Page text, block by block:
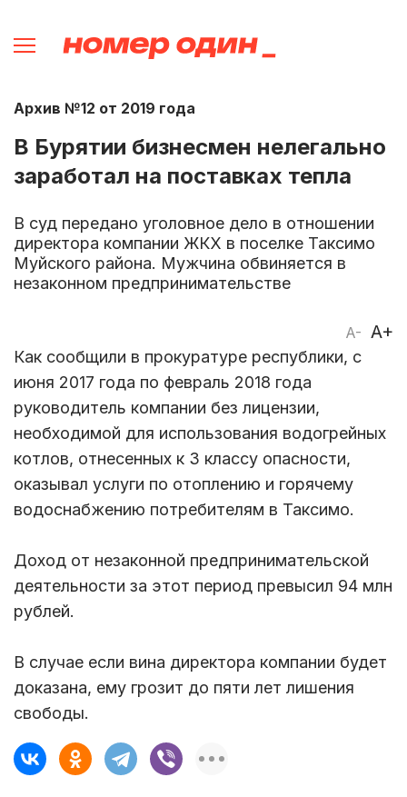
Архив №12 от 2019 года
В Бурятии бизнесмен нелегально
заработал на поставках тепла
В суд передано уголовное дело в отношении
директора компании ЖКХ в поселке Таксимо
Муйского района. Мужчина обвиняется в
незаконном предпринимательстве
A- A+
Как сообщили в прокуратуре республики, с
июня 2017 года по февраль 2018 года
руководитель компании без лицензии,
необходимой для использования водогрейных
котлов, отнесенных к 3 классу опасности,
оказывал услуги по отоплению и горячему
водоснабжению потребителям в Таксимо.
Доход от незаконной предпринимательской
деятельности за этот период превысил 94 млн
рублей.
В случае если вина директора компании будет
доказана, ему грозит до пяти лет лишения
свободы.